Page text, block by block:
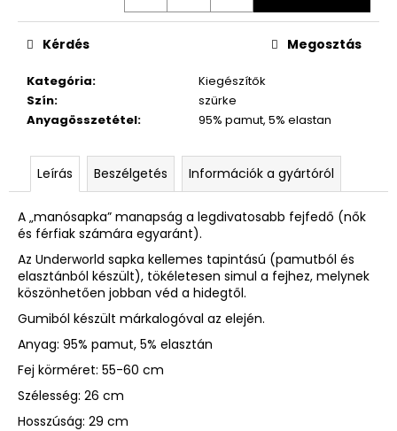
Kategória:
Kiegészítők
Szín:
szürke
Anyagösszetétel: 95% pamut, 5% elastan
Kérdés Megosztás
Leírás Beszélgetés Információk a gyártóról
A „manósapka” manapság a legdivatosabb fejfedő (nők
és férfiak számára egyaránt).
Az Underworld sapka kellemes tapintású (pamutból és
elasztánból készült), tökéletesen simul a fejhez, melynek
köszönhetően jobban véd a hidegtől.
Gumiból készült márkalogóval az elején.
Anyag: 95% pamut, 5% elasztán
Fej körméret: 55-60 cm
Szélesség: 26 cm
Hosszúság: 29 cm